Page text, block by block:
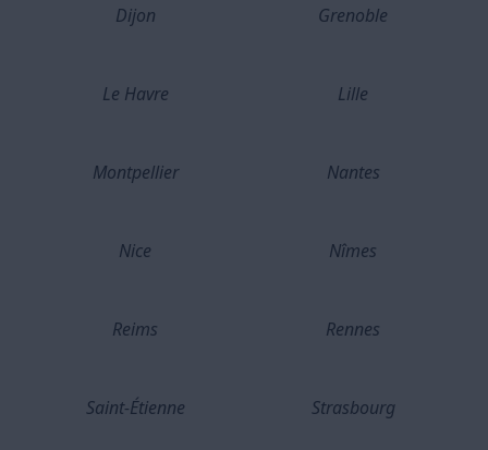
Dijon Grenoble
Le Havre Lille
Montpellier Nantes
Nice Nîmes
Reims Rennes
Saint-Étienne Strasbourg